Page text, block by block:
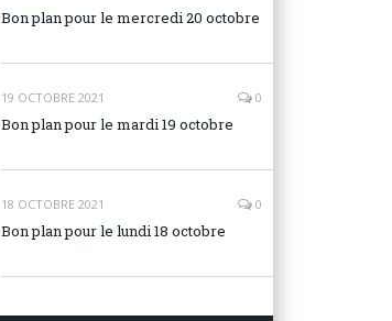
Bon plan pour le mercredi 20 octobre
19 OCTOBRE 2021 0
Bon plan pour le mardi 19 octobre
18 OCTOBRE 2021 0
Bon plan pour le lundi 18 octobre